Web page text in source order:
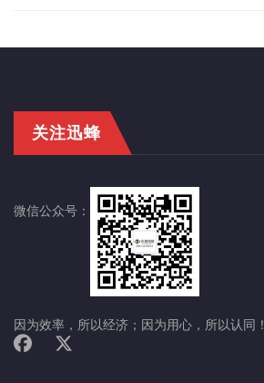
关注迅蜂
微信公众号：
因为效率，所以经济；因为用心，所以认同！